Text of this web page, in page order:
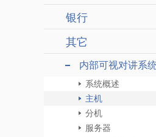
银行
其它
内部可视对讲系
系统概述
主机
分机
服务器